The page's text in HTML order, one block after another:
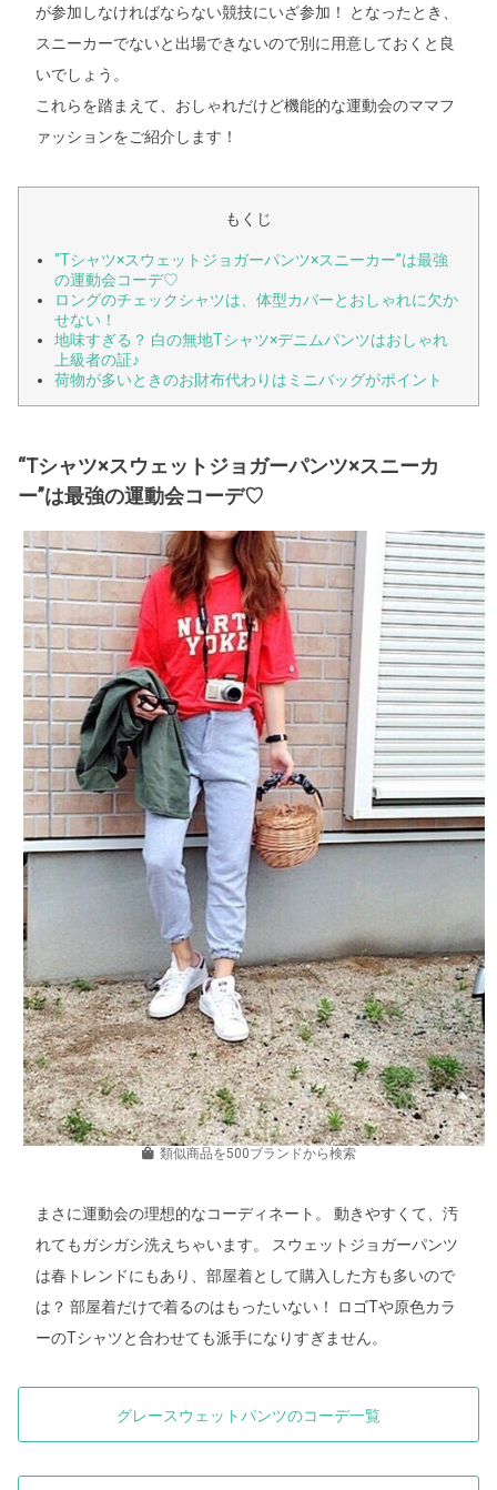
が参加しなければならない競技にいざ参加！ となったとき、
スニーカーでないと出場できないので別に用意しておくと良
いでしょう。
これらを踏まえて、おしゃれだけど機能的な運動会のママフ
ァッションをご紹介します！
もくじ
“Tシャツ×スウェットジョガーパンツ×スニーカー”は最強
の運動会コーデ♡
ロングのチェックシャツは、体型カバーとおしゃれに欠か
せない！
地味すぎる？ 白の無地Tシャツ×デニムパンツはおしゃれ
上級者の証♪
荷物が多いときのお財布代わりはミニバッグがポイント
“Tシャツ×スウェットジョガーパンツ×スニーカ
ー”は最強の運動会コーデ♡
類似商品を500ブランドから検索
まさに運動会の理想的なコーディネート。 動きやすくて、汚
れてもガシガシ洗えちゃいます。 スウェットジョガーパンツ
は春トレンドにもあり、部屋着として購入した方も多いので
は？ 部屋着だけで着るのはもったいない！ ロゴTや原色カラ
ーのTシャツと合わせても派手になりすぎません。
グレースウェットパンツのコーデ一覧